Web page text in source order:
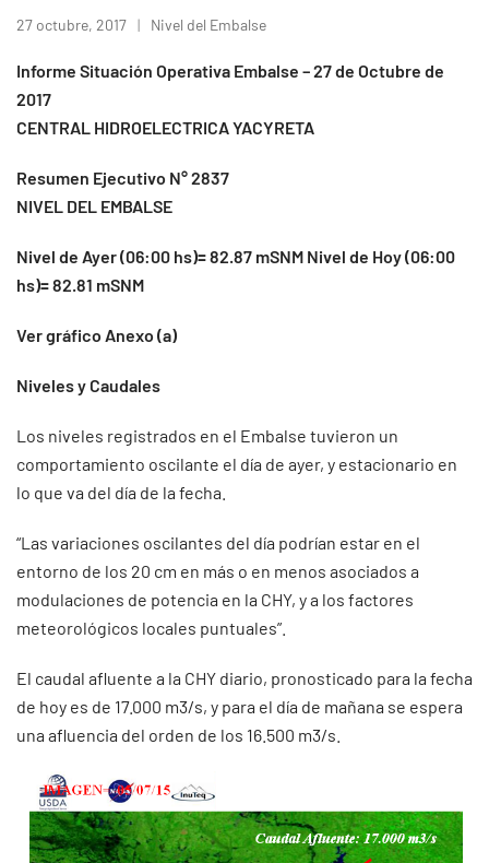
27 octubre, 2017 Nivel del Embalse
Informe Situación Operativa Embalse – 27 de Octubre de
2017
CENTRAL HIDROELECTRICA YACYRETA
Resumen Ejecutivo N° 2837
NIVEL DEL EMBALSE
Nivel de Ayer (06:00 hs)= 82.87 mSNM Nivel de Hoy (06:00
hs)= 82.81 mSNM
Ver gráfico Anexo (a)
Niveles y Caudales
Los niveles registrados en el Embalse tuvieron un
comportamiento oscilante el día de ayer, y estacionario en
lo que va del día de la fecha.
“Las variaciones oscilantes del día podrían estar en el
entorno de los 20 cm en más o en menos asociados a
modulaciones de potencia en la CHY, y a los factores
meteorológicos locales puntuales”.
El caudal afluente a la CHY diario, pronosticado para la fecha
de hoy es de 17.000 m3/s, y para el día de mañana se espera
una afluencia del orden de los 16.500 m3/s.